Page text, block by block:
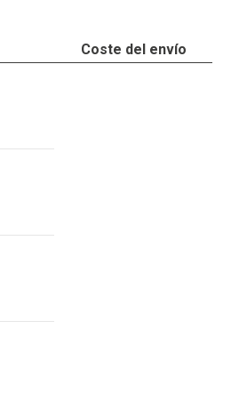
Coste del envío